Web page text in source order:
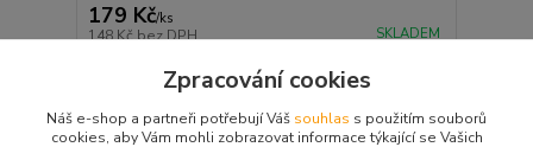
179 Kč/ks
148 Kčbez DPH SKLADEM
Přidat do košíku
Zpracování cookies
Náš e-shop a partneři potřebují Váš souhlas s použitím souborů
cookies, aby Vám mohli zobrazovat informace týkající se Vašich